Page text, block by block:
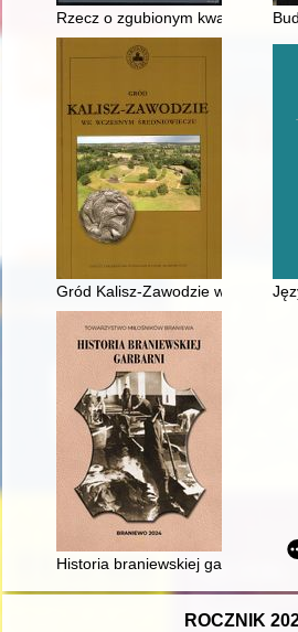
Rzecz o zgubionym kwartniku i
Gród Kalisz-Zawodzie we
Historia braniewskiej garbarni
ROCZNIK